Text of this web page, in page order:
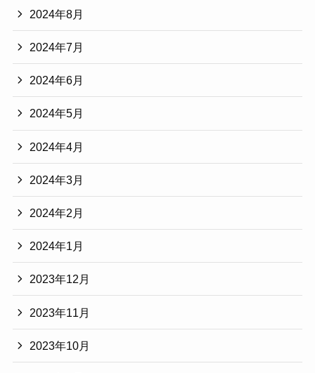
2024年8月
2024年7月
2024年6月
2024年5月
2024年4月
2024年3月
2024年2月
2024年1月
2023年12月
2023年11月
2023年10月